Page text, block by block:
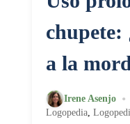
chupete:
a la
Irene Asenjo •
Logopedia,